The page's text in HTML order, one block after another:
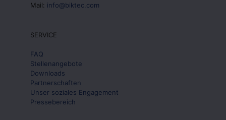
Mail: info@biktec.com
SERVICE
FAQ
Stellenangebote
Downloads
Partnerschaften
Unser soziales Engagement
Pressebereich